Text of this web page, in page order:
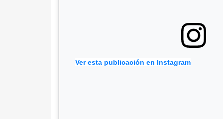
Ver esta publicación en Instagram